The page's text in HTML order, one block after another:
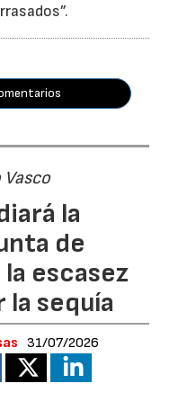
la
de
escasez
la sequía
31/07/2026